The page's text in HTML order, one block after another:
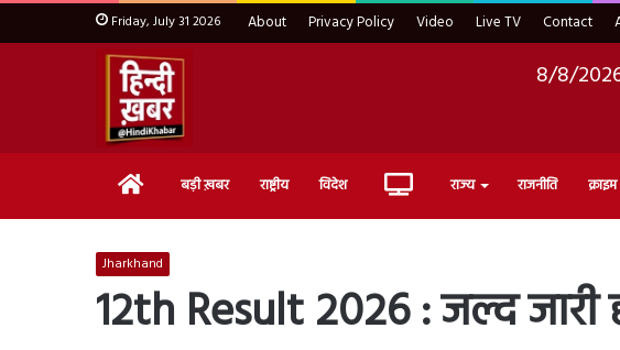
Friday, July 31 2026 About Privacy Policy Video Live TV Contact
8/8/
Home बड़ी ख़बर राष्ट्रीय विदेश Live राज्य राजनीति क्राइम
Jharkhand
12th Result 2026 : जल्द जारी